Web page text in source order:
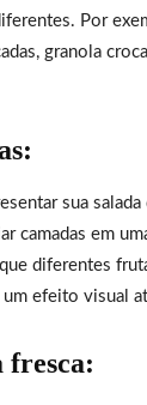
Por
granola
sua
camadas em
diferentes
um efeito visual
fresca: